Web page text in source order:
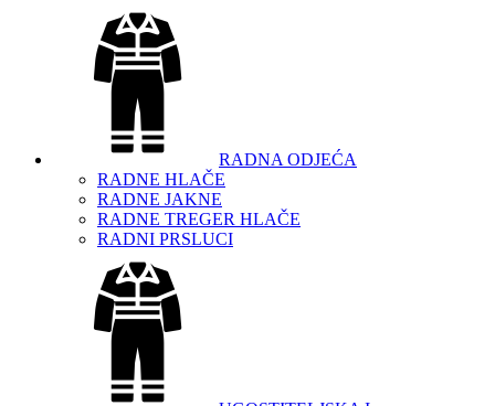
RADNA ODJEĆA
RADNE HLAČE
RADNE JAKNE
RADNE TREGER HLAČE
RADNI PRSLUCI